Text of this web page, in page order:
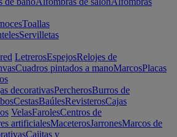
Toallas
Servilletas
LetrerosEspejosRelojes de
Cuadros pintados a manoMarcosPlacas
decorativasPercherosBurros de
CestasBaúlesRevisterosCajas
VelasFarolesCentros de
artificialesMaceterosJarronesMarcos de
Cajitas y